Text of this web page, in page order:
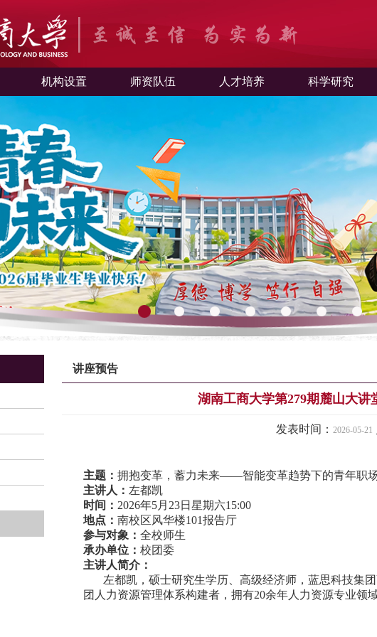
机构设置 师资队伍 人才培养 科学研究
1 2 3 4 5 6 7
讲座预告
湖南工商大学第279期麓山大
发表时间： 2026-05-21
主题： 拥抱变革，蓄力未来——智能变革趋势下的青年职
主讲人： 左都凯
时间： 2026年5月23日星期六15:00
地点： 南校区风华楼101报告厅
参与对象： 全校师生
承办单位： 校团委
主讲人简介：
左都凯， 硕士研究生学历、高级经济师，蓝思科技集
团人力资源管理体系构建者，拥有20余年人力资源专业领